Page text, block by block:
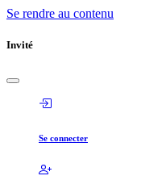
Se rendre au contenu
Invité
Se connecter